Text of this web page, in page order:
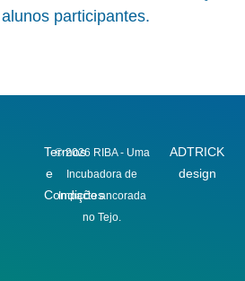
participantes.
Termos
e
Condições
© 2026 RIBA - Uma
Incubadora de
Impacto ancorada
no Tejo.
ADTRICK
design